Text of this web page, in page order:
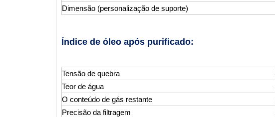
Dimensão (personalização de suporte)
Índice de óleo após purificado:
Tensão de quebra
Teor de água
O conteúdo de gás restante
Precisão da filtragem